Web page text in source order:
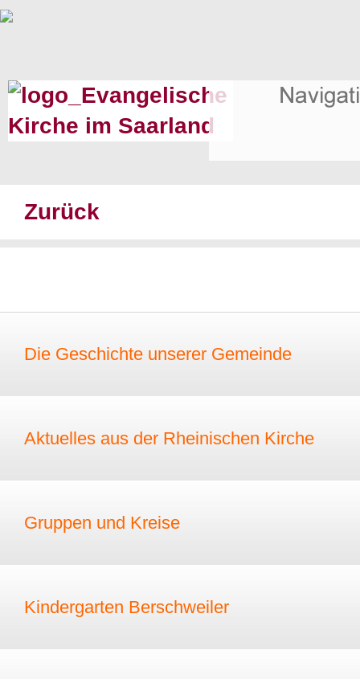
Zurück
Die Geschichte unserer Gemeinde
Aktuelles aus der Rheinischen Kirche
Gruppen und Kreise
Kindergarten Berschweiler